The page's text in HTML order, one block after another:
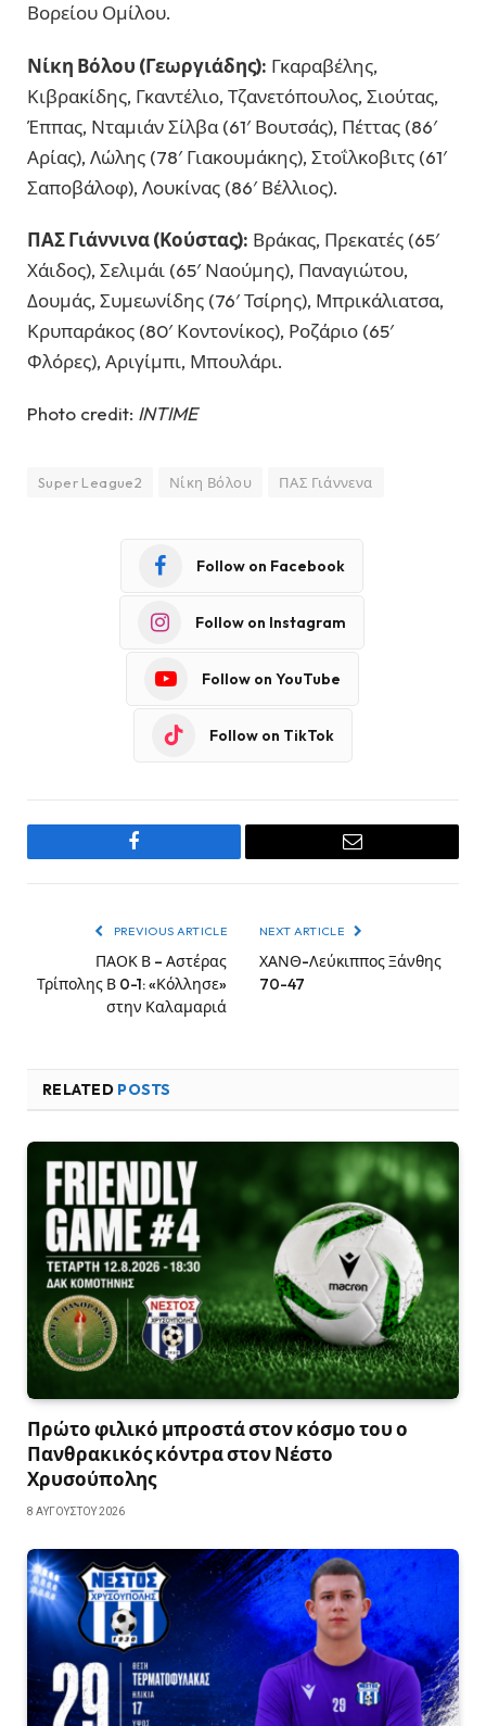
Βορείου Ομίλου.
Νίκη Βόλου (Γεωργιάδης): Γκαραβέλης,
Κιβρακίδης, Γκαντέλιο, Τζανετόπουλος, Σιούτας,
Έππας, Νταμιάν Σίλβα (61′ Βουτσάς), Πέττας (86′
Αρίας), Λώλης (78′ Γιακουμάκης), Στοΐλκοβιτς (61′
Σαποβάλοφ), Λουκίνας (86′ Βέλλιος).
ΠΑΣ Γιάννινα (Κούστας): Βράκας, Πρεκατές (65′
Χάιδος), Σελιμάι (65′ Ναούμης), Παναγιώτου,
Δουμάς, Συμεωνίδης (76′ Τσίρης), Μπρικάλιατσα,
Κρυπαράκος (80′ Κοντονίκος), Ροζάριο (65′
Φλόρες), Αριγίμπι, Μπουλάρι.
Photo credit: INTIME
Super League2 Νίκη Βόλου ΠΑΣ Γιάννενα
Follow on Facebook
Follow on Instagram
Follow on YouTube
Follow on TikTok
Facebook Email
PREVIOUS ARTICLE
ΠΑΟΚ Β – Αστέρας
Τρίπολης Β 0-1: «Κόλλησε»
στην Καλαμαριά
NEXT ARTICLE
ΧΑΝΘ-Λεύκιππος Ξάνθης
70-47
RELATED POSTS
Πρώτο φιλικό μπροστά στον κόσμο του ο
Πανθρακικός κόντρα στον Νέστο
Χρυσούπολης
8 ΑΥΓΟΎΣΤΟΥ 2026